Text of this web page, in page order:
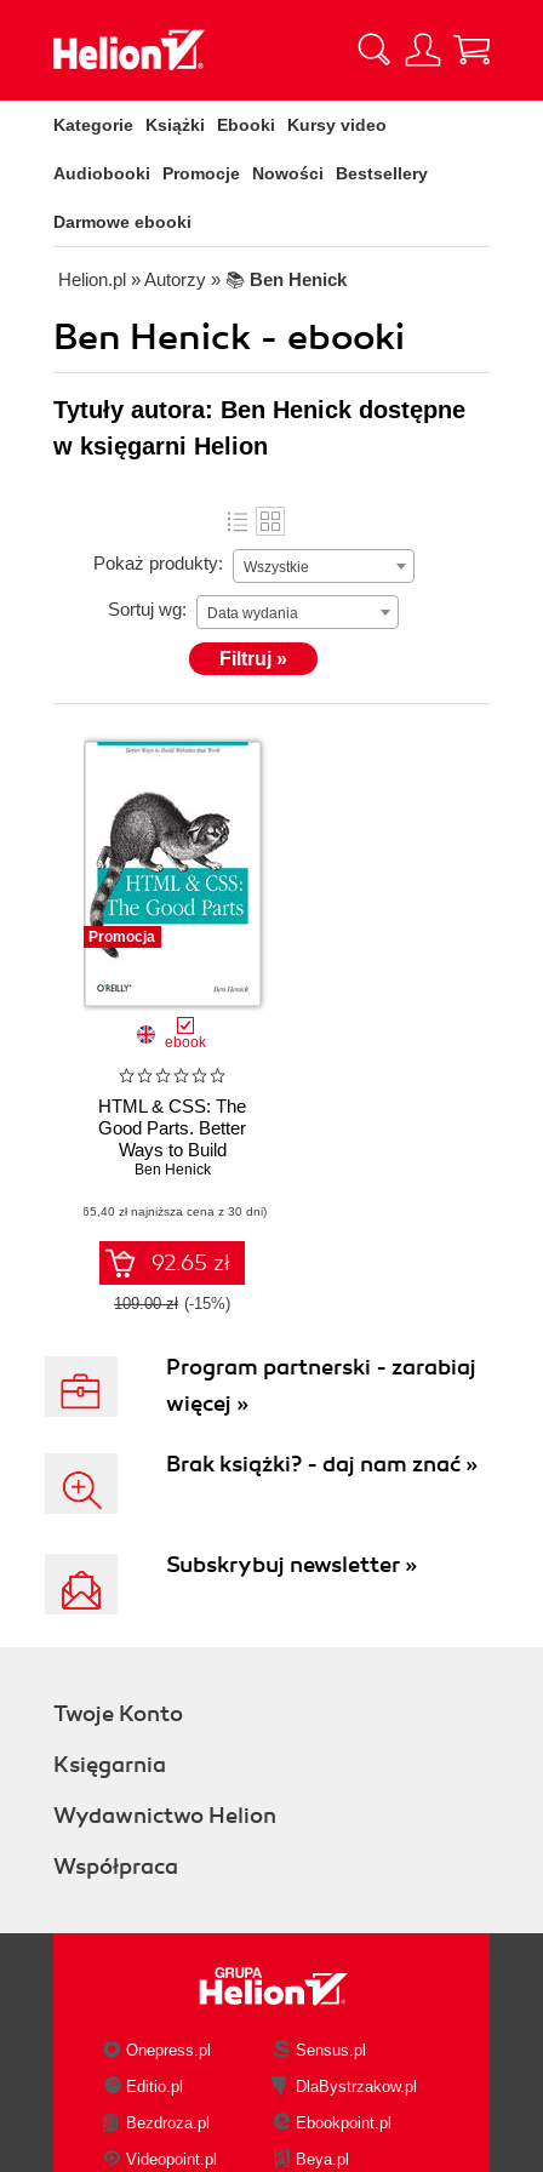
Kategorie Książki Ebooki Kursy video
Audiobooki Promocje Nowości Bestsellery
Darmowe ebooki
Helion.pl » Autorzy » 📚 Ben Henick
Ben Henick - ebooki
Tytuły autora: Ben Henick dostępne
w księgarni Helion
Pokaż produkty: Wszystkie
Sortuj wg: Data wydania
Filtruj »
Promocja
ebook
HTML & CSS: The
Good Parts. Better
Ways to Build
Websites That
Ben Henick
(65,40 zł najniższa cena z 30 dni)
92.65 zł
109.00 zł (-15%)
Program partnerski - zarabiaj
więcej »
Brak książki? - daj nam znać »
Subskrybuj newsletter »
Twoje Konto
Księgarnia
Wydawnictwo Helion
Współpraca
Onepress.pl
Sensus.pl
Editio.pl
DlaBystrzakow.pl
Bezdroza.pl
Ebookpoint.pl
Videopoint.pl
Beya.pl